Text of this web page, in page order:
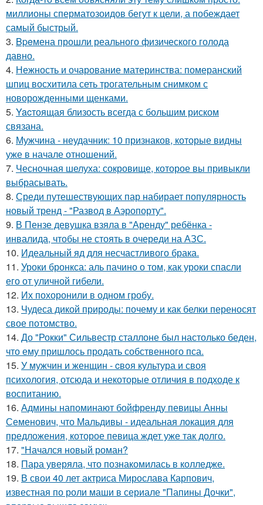
миллионы сперматозоидов бегут к цели, а побеждает
самый быстрый.
3. Bpeмена прошли реального физического голода
давно.
4. Нежность и очарование материнства: померанский
шпиц восхитила сеть трогательным снимком с
новорожденными щенками.
5. Yacтоящая близость всегда с большим риском
связана.
6. Мужчина - неудачник: 10 признаков, которые видны
уже в начале отношений.
7. Чесночная шелуха: сокровище, которое вы привыкли
выбрасывать.
8. Среди путешествующих пар набирает популярность
новый тренд - "Развод в Аэропорту".
9. В Пензе девушка взяла в "Аренду" ребёнка -
инвалида, чтобы не стоять в очереди на АЗС.
10. Идеальный яд для несчастливого брака.
11. Уроки бронкса: аль пачино о том, как уроки спасли
его от уличной гибели.
12. Их похоронили в одном гробу.
13. Чудеса дикой природы: почему и как белки переносят
свое потомство.
14. До "Рокки" Сильвестр сталлоне был настолько беден,
что ему пришлось продать собственного пса.
15. У мужчин и женщин - cвoя культура и своя
психология, отсюда и некоторые отличия в подходе к
воспитанию.
16. Админы напоминают бойфренду певицы Анны
Семенович, что Мальдивы - идеальная локация для
предложения, которое певица ждет уже так долго.
17. "Начался новый роман?
18. Пара уверяла, что познакомилась в колледже.
19. В свои 40 лет актриса Мирослава Карпович,
известная по роли маши в сериале "Папины Дочки",